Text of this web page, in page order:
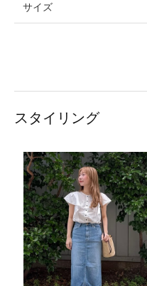
サイズ
スタイリング